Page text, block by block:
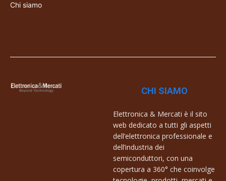
Chi siamo
CHI SIAMO
Elettronica & Mercati è il sito
web dedicato a tutti gli aspetti
dell’elettronica professionale e
dell’industria dei
semiconduttori, con una
copertura a 360° che coinvolge